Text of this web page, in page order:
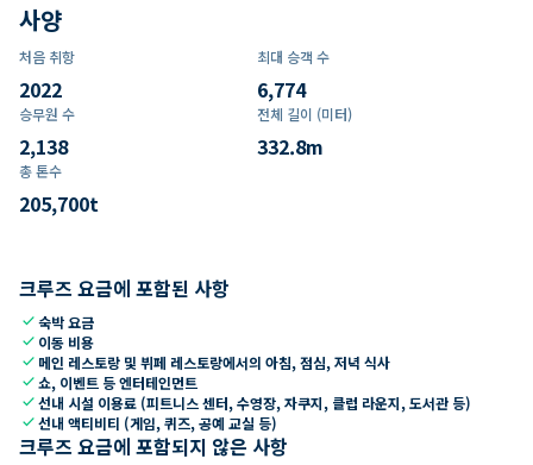
사양
처음 취항
2022
최대 승객 수
6,774
승무원 수
2,138
전체 길이 (미터)
332.8m
총 톤수
205,700t
크루즈 요금에 포함된 사항
check숙박 요금
check 이동 비용
check 메인 레스토랑 및 뷔페 레스토랑에서의 아침, 점심, 저녁 식사
check쇼, 이벤트 등 엔터테인먼트
check선내 시설 이용료 (피트니스 센터, 수영장, 자쿠지, 클럽 라운지, 도서관 등)
check선내 액티비티 (게임, 퀴즈, 공예 교실 등)
크루즈 요금에 포함되지 않은 사항